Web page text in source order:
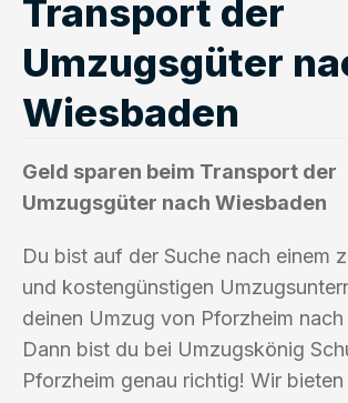
Transport der
Umzugsgüter
Wiesbaden
Geld sparen beim Transport der
Umzugsgüter nach Wiesbaden
Du bist auf der Suche nach einem
und kostengünstigen
deinen Umzug von Pforzheim
Dann bist du bei Umzugskönig
Pforzheim genau richtig! Wir